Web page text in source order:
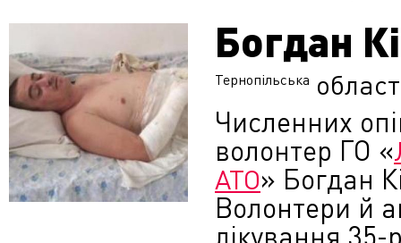
Богдан
Тернопільська
Численних
волонтер ГО «
АТО» Богдан
Волонтери й
лікування 35-